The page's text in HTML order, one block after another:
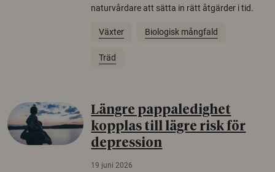
naturvårdare att sätta in rätt åtgärder i tid.
Växter Biologisk mångfald
Träd
Längre pappaledighet
kopplas till lägre risk för
depression
19 juni 2026